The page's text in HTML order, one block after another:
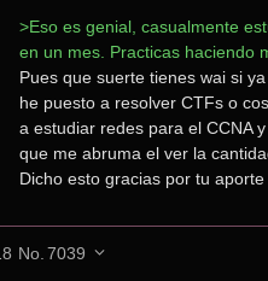
>Eso es genial, casualmente
en un mes. Practicas haciendo
Pues que suerte tienes wai si
he puesto a resolver CTFs o
a estudiar redes para el CCNA
que me abruma el ver la
Dicho esto gracias por tu
No. 7039